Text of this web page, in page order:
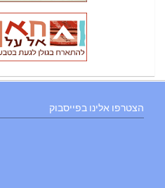
הצטרפו אלינו בפייסבוק